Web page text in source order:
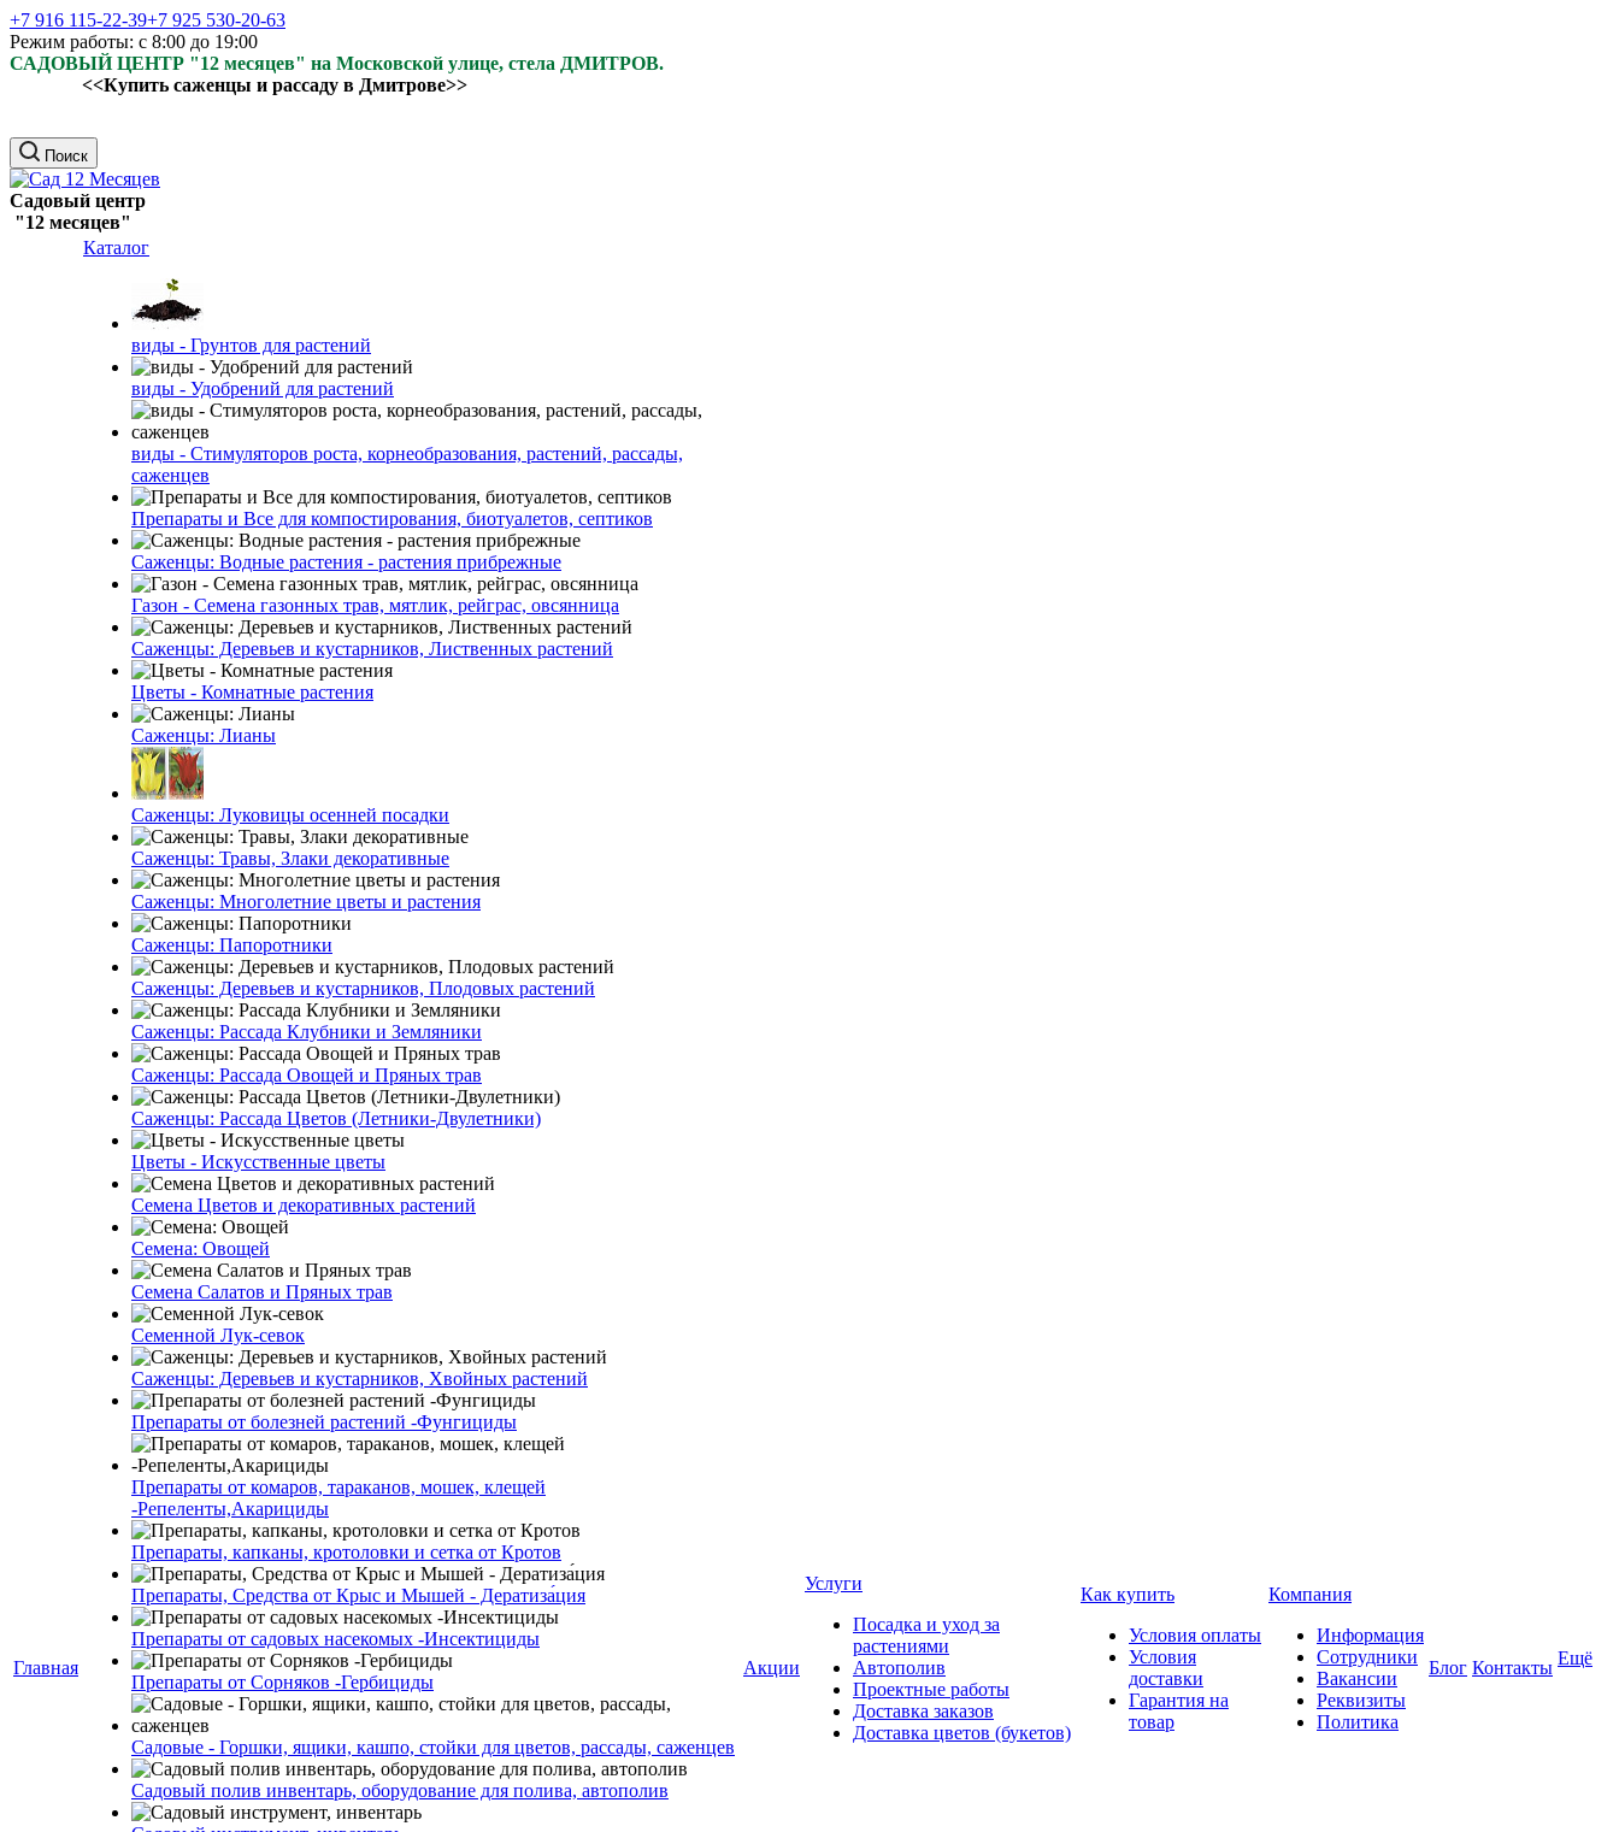
+7 916 115-22-39+7 925 530-20-63
Режим работы: с 8:00 до 19:00
САДОВЫЙ ЦЕНТР "12 месяцев" на Московской улице, стела ДМИТРОВ.
<<Купить саженцы и рассаду в Дмитрове>>
Поиск
Садовый центр
"12 месяцев"
Главная
Каталог
виды - Грунтов для растений
виды - Удобрений для растений
виды - Стимуляторов роста, корнеобразования, растений, рассады,
саженцев
Препараты и Все для компостирования, биотуалетов, септиков
Саженцы: Водные растения - растения прибрежные
Газон - Семена газонных трав, мятлик, рейграс, овсянница
Саженцы: Деревьев и кустарников, Лиственных растений
Цветы - Комнатные растения
Саженцы: Лианы
Саженцы: Луковицы осенней посадки
Саженцы: Травы, Злаки декоративные
Саженцы: Многолетние цветы и растения
Саженцы: Папоротники
Саженцы: Деревьев и кустарников, Плодовых растений
Саженцы: Рассада Клубники и Земляники
Саженцы: Рассада Овощей и Пряных трав
Саженцы: Рассада Цветов (Летники-Двулетники)
Цветы - Искусственные цветы
Семена Цветов и декоративных растений
Семена: Овощей
Семена Салатов и Пряных трав
Семенной Лук-севок
Саженцы: Деревьев и кустарников, Хвойных растений
Препараты от болезней растений -Фунгициды
Препараты от комаров, тараканов, мошек, клещей
-Репеленты,Акарициды
Препараты, капканы, кротоловки и сетка от Кротов
Препараты, Средства от Крыс и Мышей - Дератиза́ция
Препараты от садовых насекомых -Инсектициды
Препараты от Сорняков -Гербициды
Садовые - Горшки, ящики, кашпо, стойки для цветов, рассады, саженцев
Садовый полив инвентарь, оборудование для полива, автополив
Акции
Услуги
Посадка и уход за
растениями
Автополив
Проектные работы
Доставка заказов
Доставка цветов (букетов)
Как купить
Условия оплаты
Условия
доставки
Гарантия на
товар
Компания
Информация
Сотрудники
Вакансии
Реквизиты
Политика
Блог Контакты Ещё